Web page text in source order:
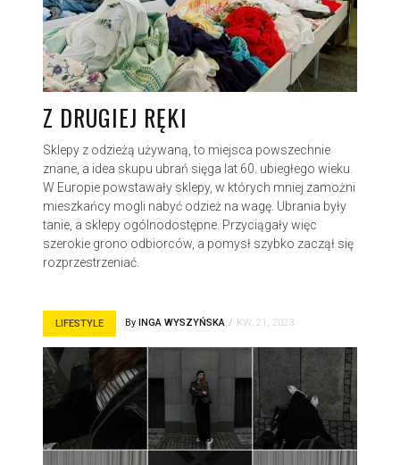
Z DRUGIEJ RĘKI
Sklepy z odzieżą używaną, to miejsca powszechnie
znane, a idea skupu ubrań sięga lat 60. ubiegłego wieku.
W Europie powstawały sklepy, w których mniej zamożni
mieszkańcy mogli nabyć odzież na wagę. Ubrania były
tanie, a sklepy ogólnodostępne. Przyciągały więc
szerokie grono odbiorców, a pomysł szybko zaczął się
rozprzestrzeniać.
LIFESTYLE By INGA WYSZYŃSKA KW. 21, 2023